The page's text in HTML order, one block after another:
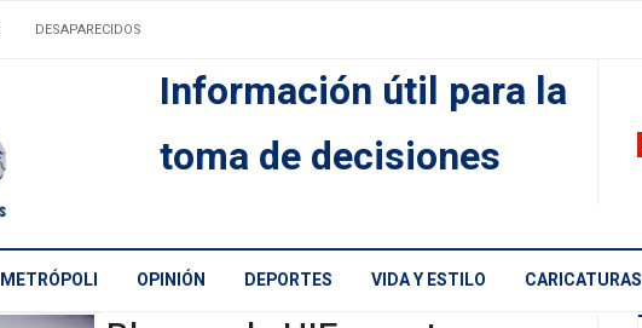
DESAPARECIDOS
Información útil para la
toma de decisiones
METRÓPOLI OPINIÓN DEPORTES VIDA Y ESTILO CARICATURAS